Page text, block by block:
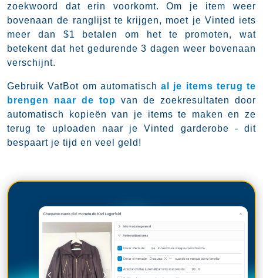
zoekwoord dat erin voorkomt. Om je item weer
bovenaan de ranglijst te krijgen, moet je Vinted iets
meer dan $1 betalen om het te promoten, wat
betekent dat het gedurende 3 dagen weer bovenaan
verschijnt.
Gebruik VatBot om automatisch al je items terug te
brengen naar de top van de zoekresultaten door
automatisch kopieën van je items te maken en ze
terug te uploaden naar je Vinted garderobe - dit
bespaart je tijd en veel geld!